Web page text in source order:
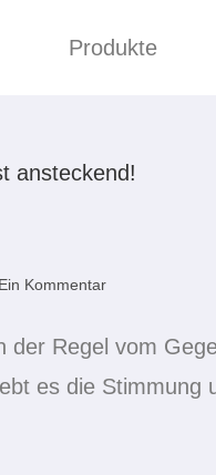
Produkte
Ein Kommentar
der Regel vom
es die Stimmung